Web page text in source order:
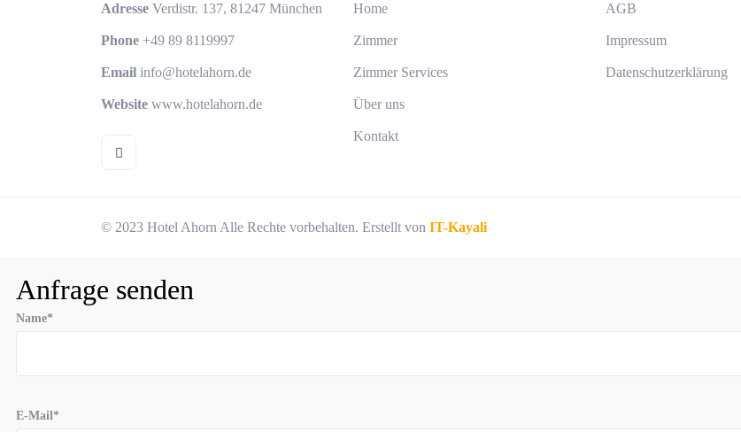
Adresse Verdistr. 137, 81247 München
Phone +49 89 8119997
Email info@hotelahorn.de
Website www.hotelahorn.de
Home
Zimmer
Zimmer Services
Über uns
Kontakt
AGB
Impressum
Datenschutzerklärung
© 2023 Hotel Ahorn Alle Rechte vorbehalten. Erstellt von IT-Kayali
Anfrage senden
Name*
E-Mail*